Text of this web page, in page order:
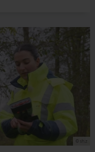
© sh.z